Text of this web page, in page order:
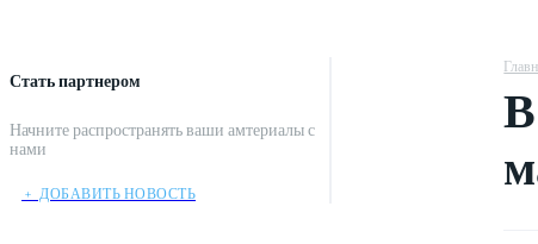
Стать партнером
Начните распространять ваши амтериалы с
нами
﹢ ДОБАВИТЬ НОВОСТЬ